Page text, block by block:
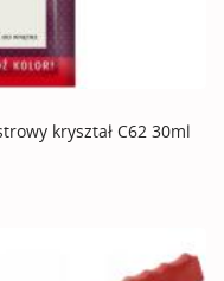
kryształ C62 30ml